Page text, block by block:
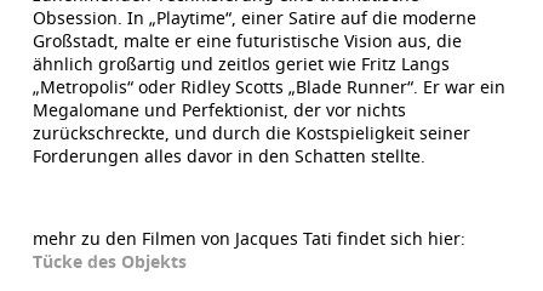
Obsession. In „Playtime“, einer Satire auf die moderne
Großstadt, malte er eine futuristische Vision aus, die
ähnlich großartig und zeitlos geriet wie Fritz Langs
„Metropolis“ oder Ridley Scotts „Blade Runner“. Er war ein
Megalomane und Perfektionist, der vor nichts
zurückschreckte, und durch die Kostspieligkeit seiner
Forderungen alles davor in den Schatten stellte.
mehr zu den Filmen von Jacques Tati findet sich hier:
Tücke des Objekts